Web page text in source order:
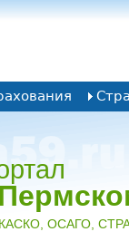
ОСАГО,